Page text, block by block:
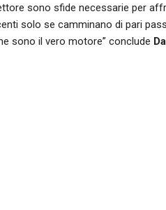
sono sfide necessarie per
solo se camminano di pari
sono il vero motore” conclude